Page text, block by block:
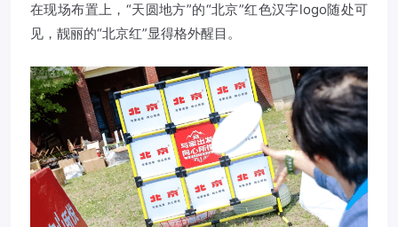
在现场布置上，“天圆地方”的“北京”红色汉字logo随处可
见，靓丽的“北京红”显得格外醒目。